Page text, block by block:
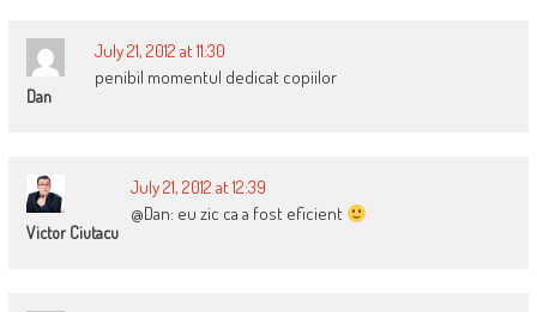
Dan
July 21, 2012 at 11:30
penibil momentul dedicat copiilor
Victor Ciutacu
July 21, 2012 at 12:39
@Dan: eu zic ca a fost eficient